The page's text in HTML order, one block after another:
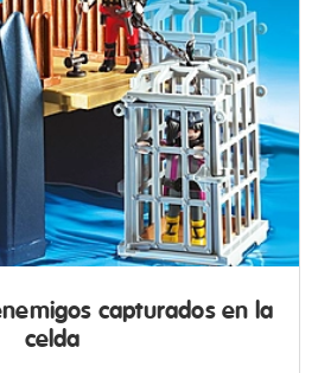
capturados en la
celda